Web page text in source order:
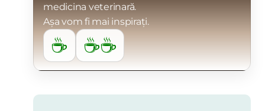
medicina veterinară.
Așa vom fi mai inspirați.
☕ ☕☕